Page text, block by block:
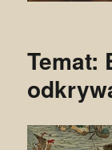
Temat: